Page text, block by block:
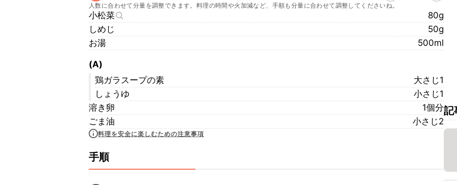
人数に合わせて分量を調整できます。料理の時間や火加減など、手順も分量に合わせて調整してくださいね。
小松菜
80g
しめじ
50g
お湯
500ml
(A)
鶏ガラスープの素
大さじ1
しょうゆ
小さじ1
溶き卵
1個分
ごま油
小さじ2
料理を安全に楽しむための注意事項
手順
記